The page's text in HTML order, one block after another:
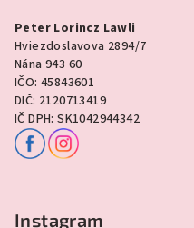
Peter Lorincz Lawli
Hviezdoslavova 2894/7
Nána 943 60
IČO: 45843601
DIČ: 2120713419
IČ DPH: SK1042944342
Instagram